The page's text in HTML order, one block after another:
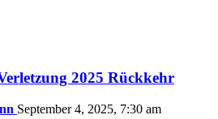
2025 Rückkehr
September 4, 2025, 7:30 am